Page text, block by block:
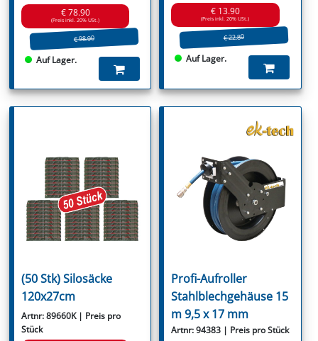
€ 78.90
(Preis inkl. 20% USt.)
€ 98.90
Auf Lager.
€ 13.90
(Preis inkl. 20% USt.)
€ 22.80
Auf Lager.
(50 Stk) Silosäcke
120x27cm
Artnr: 89660K | Preis pro
Stück
Profi-Aufroller
Stahlblechgehäuse 15
m 9,5 x 17 mm
Artnr: 94383 | Preis pro Stück